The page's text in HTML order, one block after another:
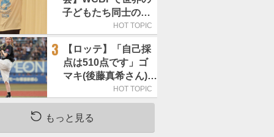
子どもたち同士の
「友情の輪」が広が
HOT TOPIC
3
【ロッテ】「自己採
点は510点です」ゴ
マキ(後藤真希さん)が
セレモニアルピッチ
HOT TOPIC
もっと見る